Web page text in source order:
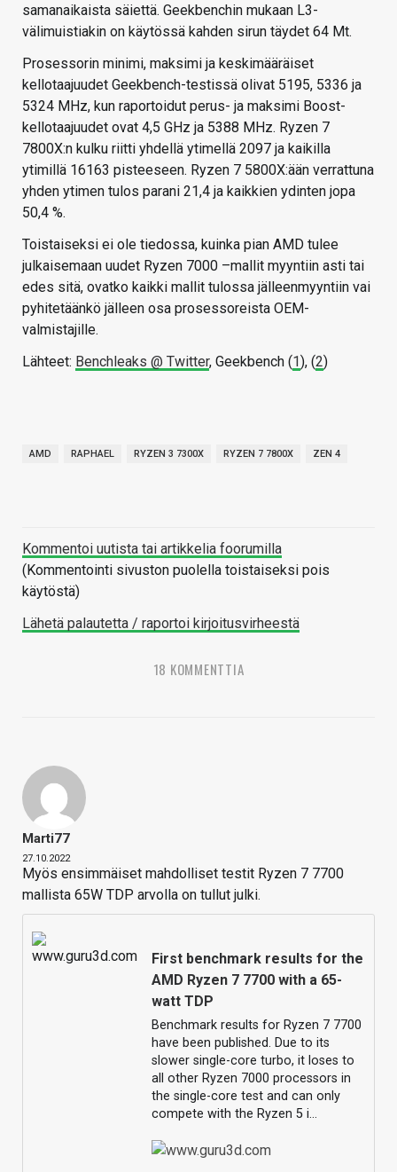
samanaikaista säiettä. Geekbenchin mukaan L3-
välimuistiakin on käytössä kahden sirun täydet 64 Mt.
Prosessorin minimi, maksimi ja keskimääräiset
kellotaajuudet Geekbench-testissä olivat 5195, 5336 ja
5324 MHz, kun raportoidut perus- ja maksimi Boost-
kellotaajuudet ovat 4,5 GHz ja 5388 MHz. Ryzen 7
7800X:n kulku riitti yhdellä ytimellä 2097 ja kaikilla
ytimillä 16163 pisteeseen. Ryzen 7 5800X:ään verrattuna
yhden ytimen tulos parani 21,4 ja kaikkien ydinten jopa
50,4 %.
Toistaiseksi ei ole tiedossa, kuinka pian AMD tulee
julkaisemaan uudet Ryzen 7000 –mallit myyntiin asti tai
edes sitä, ovatko kaikki mallit tulossa jälleenmyyntiin vai
pyhitetäänkö jälleen osa prosessoreista OEM-
valmistajille.
Lähteet: Benchleaks @ Twitter, Geekbench (1), (2)
AMD RAPHAEL RYZEN 3 7300X RYZEN 7 7800X ZEN 4
Kommentoi uutista tai artikkelia foorumilla
(Kommentointi sivuston puolella toistaiseksi pois
käytöstä)
Lähetä palautetta / raportoi kirjoitusvirheestä
18 KOMMENTTIA
Marti77
27.10.2022
Myös ensimmäiset mahdolliset testit Ryzen 7 7700
mallista 65W TDP arvolla on tullut julki.
First benchmark results for the
AMD Ryzen 7 7700 with a 65-
watt TDP
Benchmark results for Ryzen 7 7700
have been published. Due to its
slower single-core turbo, it loses to
all other Ryzen 7000 processors in
the single-core test and can only
compete with the Ryzen 5 i…